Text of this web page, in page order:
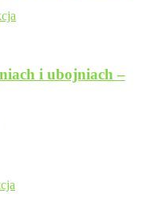
i ubojniach –